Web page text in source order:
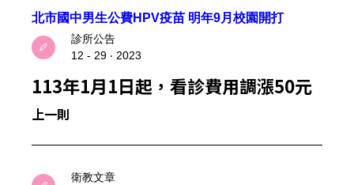
診所公告
12 - 29 ‧ 2023
113年1月1日起，看診費用調漲50元
上一則
衛教文章
北市國中男生公費HPV疫苗 明年9月校園開打